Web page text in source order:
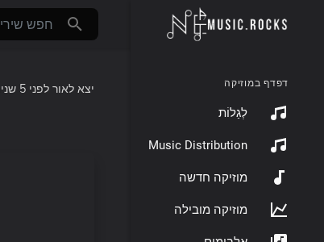
דפדף במוזיקה
לְגַלוֹת
Music Distribution
מוזיקה חדשה
מוזיקה מובילה
יצא לאור לפני 5 שנים